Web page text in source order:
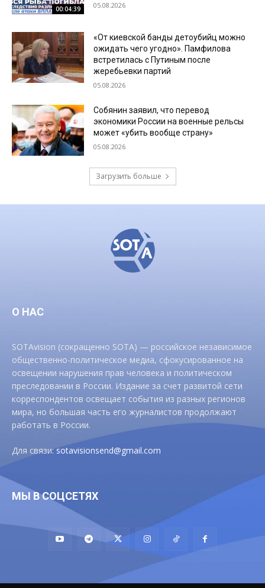
00:04:39 05.08.2026
«От киевской банды детоубийц можно
ожидать чего угодно». Памфилова
встретилась с Путиным после
жеребьевки партий
05.08.2026
Собянин заявил, что перевод
экономики России на военные рельсы
может «убить вообще страну»
05.08.2026
Загрузить больше
О НАС
SOTAvision (сокращенно SOTA) — российское независимое
общественно-политическое медиа, сфокусированное на
освещении нарушения прав человека и политическом
преследовании в России. Издание за счет развитой сети
корреспондентов освещает события из разных регионов
мира, но большая часть его журналистов продолжают
работать в России.
Для связи:sotavisionsend@gmail.com
МЫ В СОЦСЕТЯХ